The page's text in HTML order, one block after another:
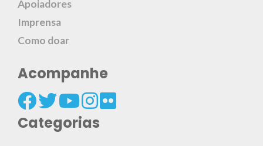
Apoiadores
Imprensa
Como doar
Acompanhe
Categorias